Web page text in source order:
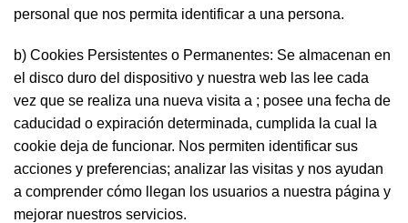
personal que nos permita identificar a una persona.
b) Cookies Persistentes o Permanentes: Se almacenan en
el disco duro del dispositivo y nuestra web las lee cada
vez que se realiza una nueva visita a ; posee una fecha de
caducidad o expiración determinada, cumplida la cual la
cookie deja de funcionar. Nos permiten identificar sus
acciones y preferencias; analizar las visitas y nos ayudan
a comprender cómo llegan los usuarios a nuestra página y
mejorar nuestros servicios.